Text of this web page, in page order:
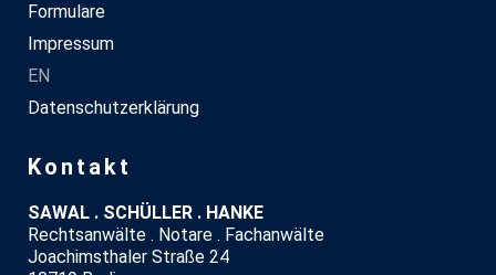
Formulare
Impressum
EN
Datenschutzerklärung
Kontakt
SAWAL . SCHÜLLER . HANKE
Rechtsanwälte . Notare . Fachanwälte
Joachimsthaler Straße 24